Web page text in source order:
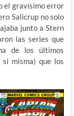
el gravísimo error
Salicrup no solo
junto a Stern
las series que
de los últimos
misma) que los